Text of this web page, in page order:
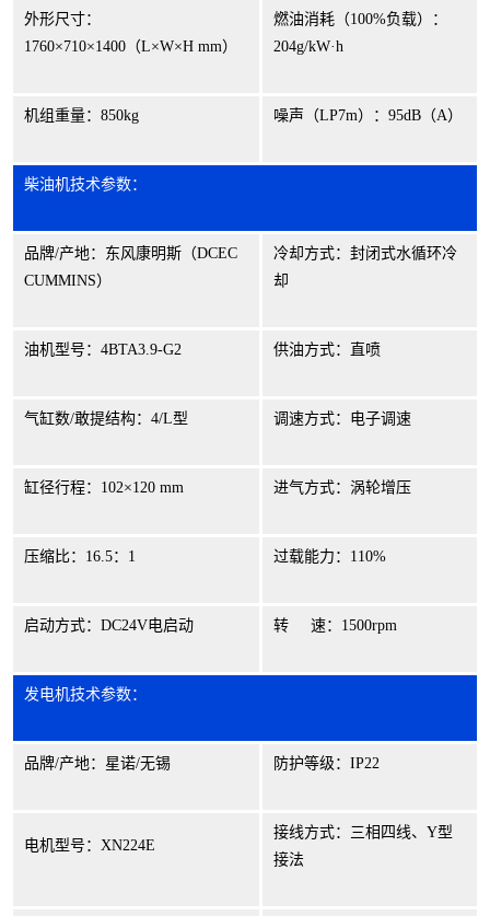
外形尺寸：
1760×710×1400（L×W×H mm）
燃油消耗（100%负载）：
204g/kW·h
机组重量： 850kg 噪声（LP7m）： 95dB（A）
柴油机技术参数：
品牌/产地：东风康明斯（DCEC
CUMMINS）
冷却方式：封闭式水循环冷
却
油机型号： 4BTA3.9-G2 供油方式：直喷
气缸数/敢提结构： 4/L型 调速方式：电子调速
缸径行程： 102×120 mm 进气方式：涡轮增压
压缩比： 16.5： 1 过载能力： 110%
启动方式： DC24V电启动 转 速： 1500rpm
发电机技术参数：
品牌/产地：星诺/无锡 防护等级： IP22
电机型号： XN224E
接线方式：三相四线、 Y型
接法